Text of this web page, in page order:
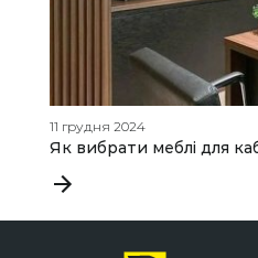
11 грудня 2024
Як вибрати меблі для